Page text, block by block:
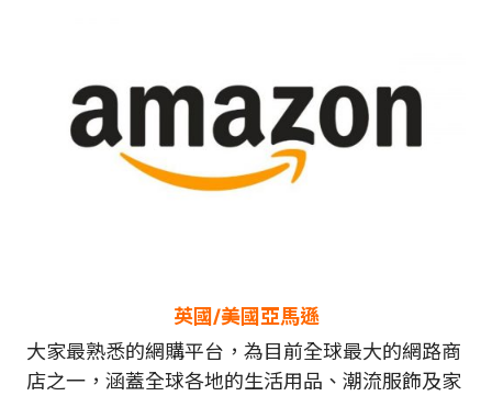
英國/美國亞馬遜
大家最熟悉的網購平台，為目前全球最大的網路商
店之一，涵蓋全球各地的生活用品、潮流服飾及家